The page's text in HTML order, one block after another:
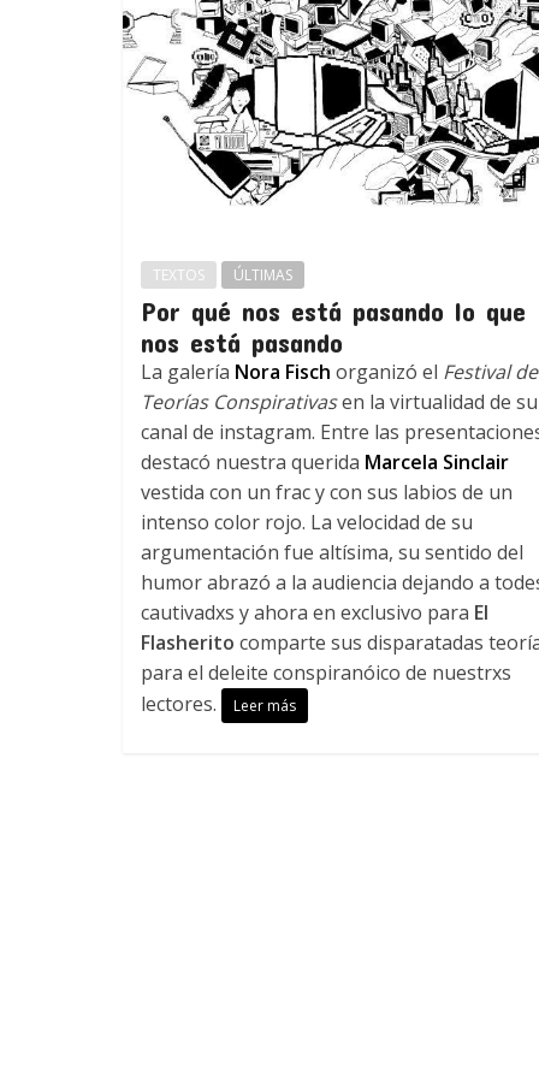
TEXTOS ÚLTIMAS
Por qué nos está pasando lo que
nos está pasando
La galería Nora Fisch organizó el Festival de
Teorías Conspirativasen la virtualidad de su
canal de instagram. Entre las
destacó nuestra querida Marcela Sinclair
vestida con un frac y con sus labios de un
intenso color rojo. La velocidad de su
argumentación fue altísima, su sentido del
humor abrazó a la audiencia dejando a
cautivadxs y ahora en exclusivo para El
Flasherito comparte sus disparatadas
para el deleite conspiranóico de nuestrxs
lectores.
Leer más